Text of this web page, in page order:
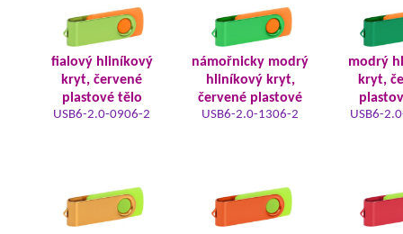
fialový hliníkový
kryt, červené
plastové tělo
USB6-2.0-0906-2
námořnicky modrý
hliníkový kryt,
červené plastové
USB6-2.0-1306-2
modrý
kryt,
USB6-